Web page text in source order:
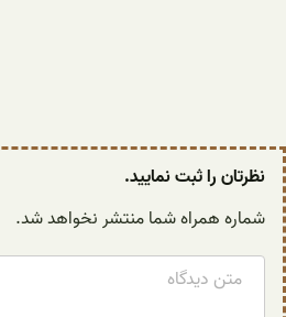
نظرتان را ثبت نمایید.
شماره همراه شما منتشر نخواهد شد.